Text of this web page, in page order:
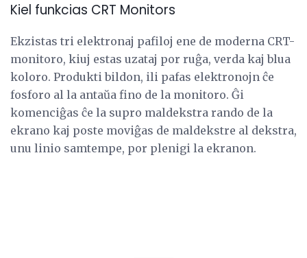
Kiel funkcias CRT Monitors
Ekzistas tri elektronaj pafiloj ene de moderna CRT-
monitoro, kiuj estas uzataj por ruĝa, verda kaj blua
koloro. Produkti bildon, ili pafas elektronojn ĉe
fosforo al la antaŭa fino de la monitoro. Ĝi
komenciĝas ĉe la supro maldekstra rando de la
ekrano kaj poste moviĝas de maldekstre al dekstra,
unu linio samtempe, por plenigi la ekranon.